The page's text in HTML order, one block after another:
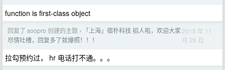
function is first-class object
回复了 soopro 创建的主题 ›
「上海」宿朴科技 招人啦，欢迎大家
尽情吐槽，回复多了就爆照！！！
2015 年 11
月 26 日
拉勾预约过， hr 电话打不通。。。